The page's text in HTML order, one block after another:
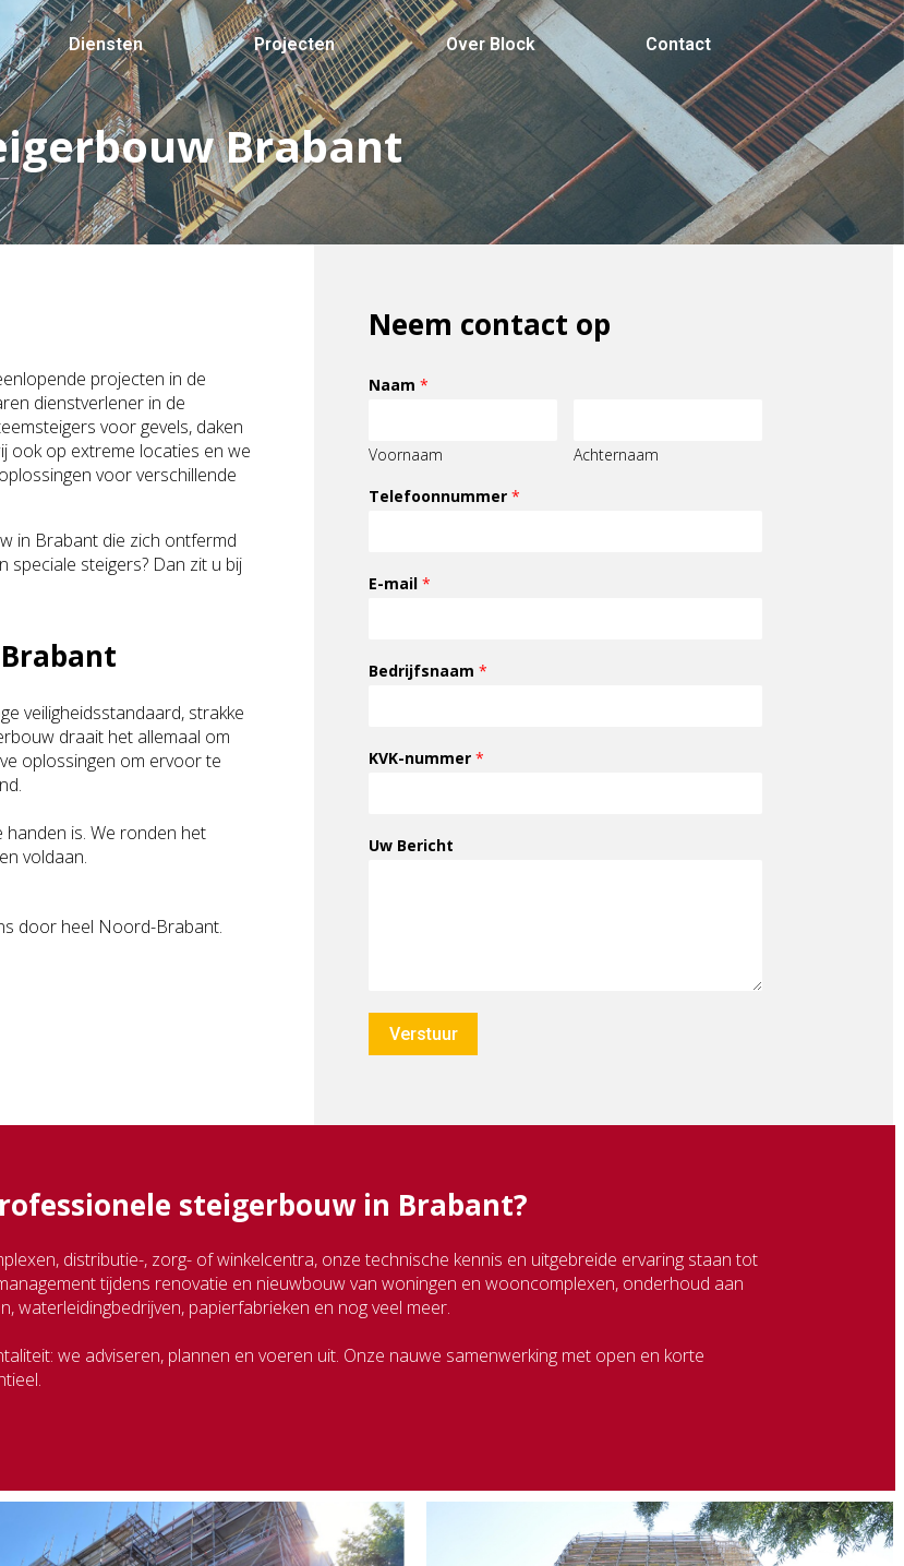
Diensten Projecten Over Block Contact
Brabant
projecten in de
dienstverlener in de
voor gevels, daken
ook op extreme locaties en we
voor verschillende
in Brabant die zich ontfermd
speciale steigers? Dan zit u bij
veiligheidsstandaard, strakke
draait het allemaal om
oplossingen om ervoor te
is. We ronden het
voldaan.
door heel Noord-Brabant.
Neem contact op
Naam*
Voornaam
Achternaam
Telefoonnummer*
E-mail*
Bedrijfsnaam*
KVK-nummer*
Uw Bericht
Verstuur
steigerbouw in Brabant?
distributie-, zorg- of winkelcentra, onze technische kennis en uitgebreide ervaring staan tot
tijdens renovatie en nieuwbouw van woningen en wooncomplexen, onderhoud aan
waterleidingbedrijven, papierfabrieken en nog veel meer.
we adviseren, plannen en voeren uit. Onze nauwe samenwerking met open en korte